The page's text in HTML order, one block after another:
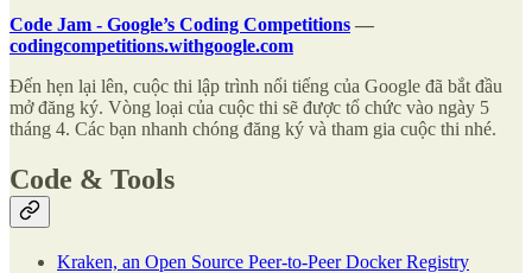
Code Jam - Google’s Coding Competitions —
codingcompetitions.withgoogle.com
Đến hẹn lại lên, cuộc thi lập trình nổi tiếng của Google đã bắt đầu
mở đăng ký. Vòng loại của cuộc thi sẽ được tổ chức vào ngày 5
tháng 4. Các bạn nhanh chóng đăng ký và tham gia cuộc thi nhé.
Code & Tools
Kraken, an Open Source Peer-to-Peer Docker Registry